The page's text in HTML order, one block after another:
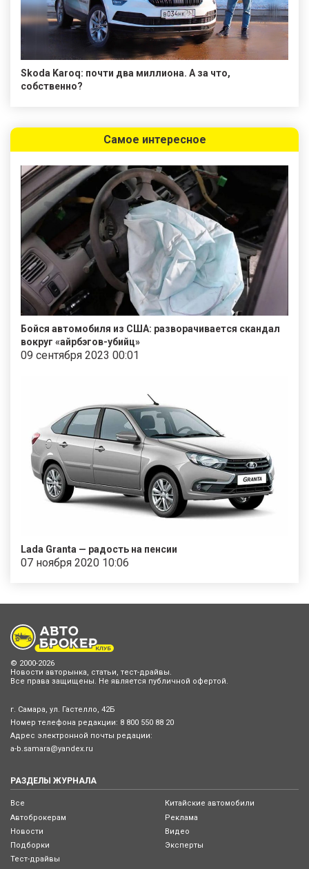
Skoda Karoq: почти два миллиона. А за что,
собственно?
Самое интересное
Бойся автомобиля из США: разворачивается скандал
вокруг «айрбэгов-убийц»
09 сентября 2023 00:01
Lada Granta — радость на пенсии
07 ноября 2020 10:06
© 2000-2026
Новости авторынка, статьи, тест-драйвы.
Все права защищены. Не является публичной офертой.
г. Самара, ул. Гастелло, 42Б
Номер телефона редакции: 8 800 550 88 20
Адрес электронной почты редации:
a-b.samara@yandex.ru
РАЗДЕЛЫ ЖУРНАЛА
Все
Автоброкерам
Новости
Подборки
Тест-драйвы
Китайские автомобили
Реклама
Видео
Эксперты